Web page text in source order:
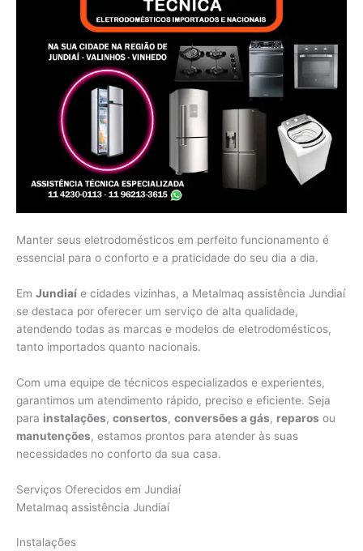
Manter seus eletrodomésticos em perfeito funcionamento é
essencial para o conforto e a praticidade do seu dia a dia.
Em Jundiaí e cidades vizinhas, a Metalmaq assistência Jundiaí
se destaca por oferecer um serviço de alta qualidade,
atendendo todas as marcas e modelos de eletrodomésticos,
tanto importados quanto nacionais.
Com uma equipe de técnicos especializados e experientes,
garantimos um atendimento rápido, preciso e eficiente. Seja
para instalações, consertos, conversões a gás, reparos ou
manutenções, estamos prontos para atender às suas
necessidades no conforto da sua casa.
Serviços Oferecidos em Jundiaí
Metalmaq assistência Jundiaí
Instalações